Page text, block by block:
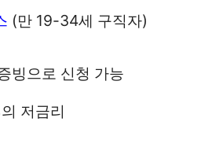
(만 19-34세 구직자)
빙으로 신청 가능
저금리